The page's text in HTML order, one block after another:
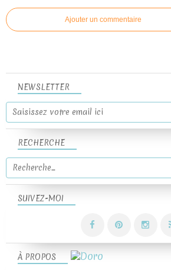
Ajouter un commentaire
NEWSLETTER
SUIVEZ-MOI
RECHERCHE
À PROPOS